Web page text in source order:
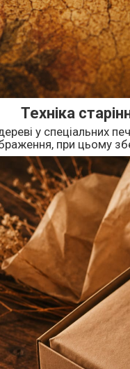
Техніка
у спеціальних
при цьому